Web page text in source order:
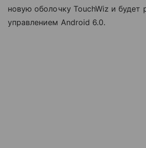
новую оболочку TouchWiz и будет
управлением Android 6.0.